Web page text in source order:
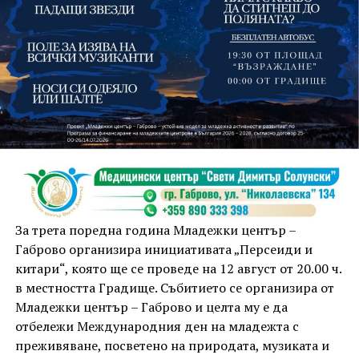
На 13 август организаторите са предвидили
занимания и за здрав дух, и за здраво тяло.
Инструкторката по пилатес и йога Йоанна Петрова
от FitLab ще се погрижи за добрия тонус с групова
тренировка от 19.00 ч., а след това ще има мозъчна
атака с куиз вечер за обща култура. Вечерта ще
приключи с прожекция на новия български
комедиен филм „Брънч за начинаещи“ – в парка,
под звездното дряновско небе.
За трета поредна година Младежки център –
Габрово организира инициативата „Персеиди и
китари“, която ще се проведе на 12 август от 20.00 ч.
в местността Градище. Събитието се организира от
Младежки център – Габрово и целта му е да
отбележи Международния ден на младежта с
преживяване, посветено на природата, музиката и